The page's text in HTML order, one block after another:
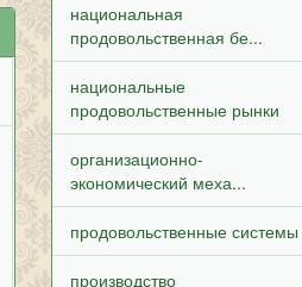
национальная
продовольственная бе...
национальные
продовольственные рынки
организационно-
экономический меха...
продовольственные системы
производство